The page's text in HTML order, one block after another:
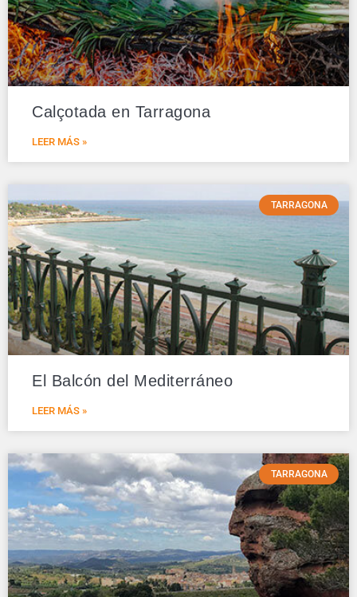
Calçotada en Tarragona
LEER MÁS »
TARRAGONA
El Balcón del Mediterráneo
LEER MÁS »
TARRAGONA